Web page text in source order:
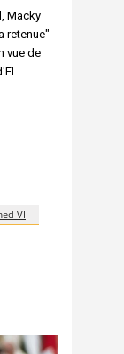
Macky
retenue"
vue de
VI